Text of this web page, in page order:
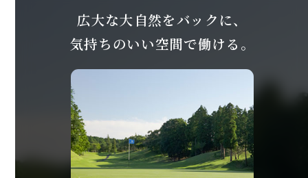
広大な大自然をバックに、
気持ちのいい空間で働ける。